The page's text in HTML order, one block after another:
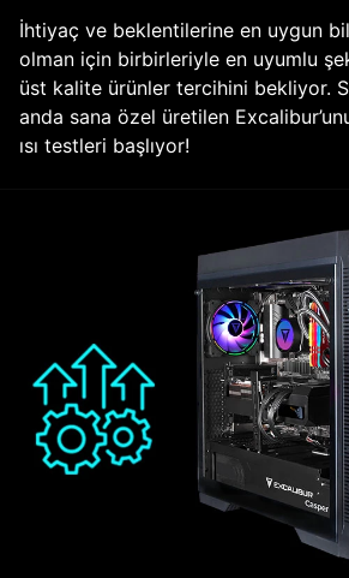
İhtiyaç ve beklentilerine en uygun
olman için birbirleriyle en uyumlu
üst kalite ürünler tercihini bekliyor.
anda sana özel üretilen
ısı testleri başlıyor!